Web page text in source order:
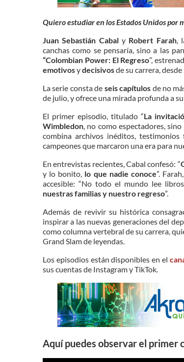
Quiero estudiar en los Estados Unidos por
Juan Sebastián Cabaly Robert Farah,
canchas como se pensaría, sino a las
“Colombian Power: El Regreso”,
emotivosydecisivosde su carrera,
La serie consta de seis capítulos de no
de julio, y ofrece una mirada profunda a
El primer episodio, titulado “La
Wimbledon, no como espectadores, sino
combina archivos inéditos,
campeones que marcaron una era para
En entrevistas recientes, Cabal confesó: “
y lo bonito, lo que nadie conoce”.
accesible: “No todo el mundo lee
nuestras familias y nuestro regreso”.
Además de revivir su histórica
inspirar a las nuevas generaciones del
como columna vertebral de su carrera,
Grand Slam de leyendas.
Los episodios están disponibles en el
sus cuentas de Instagram y TikTok.
Aquí puedes observar el primer